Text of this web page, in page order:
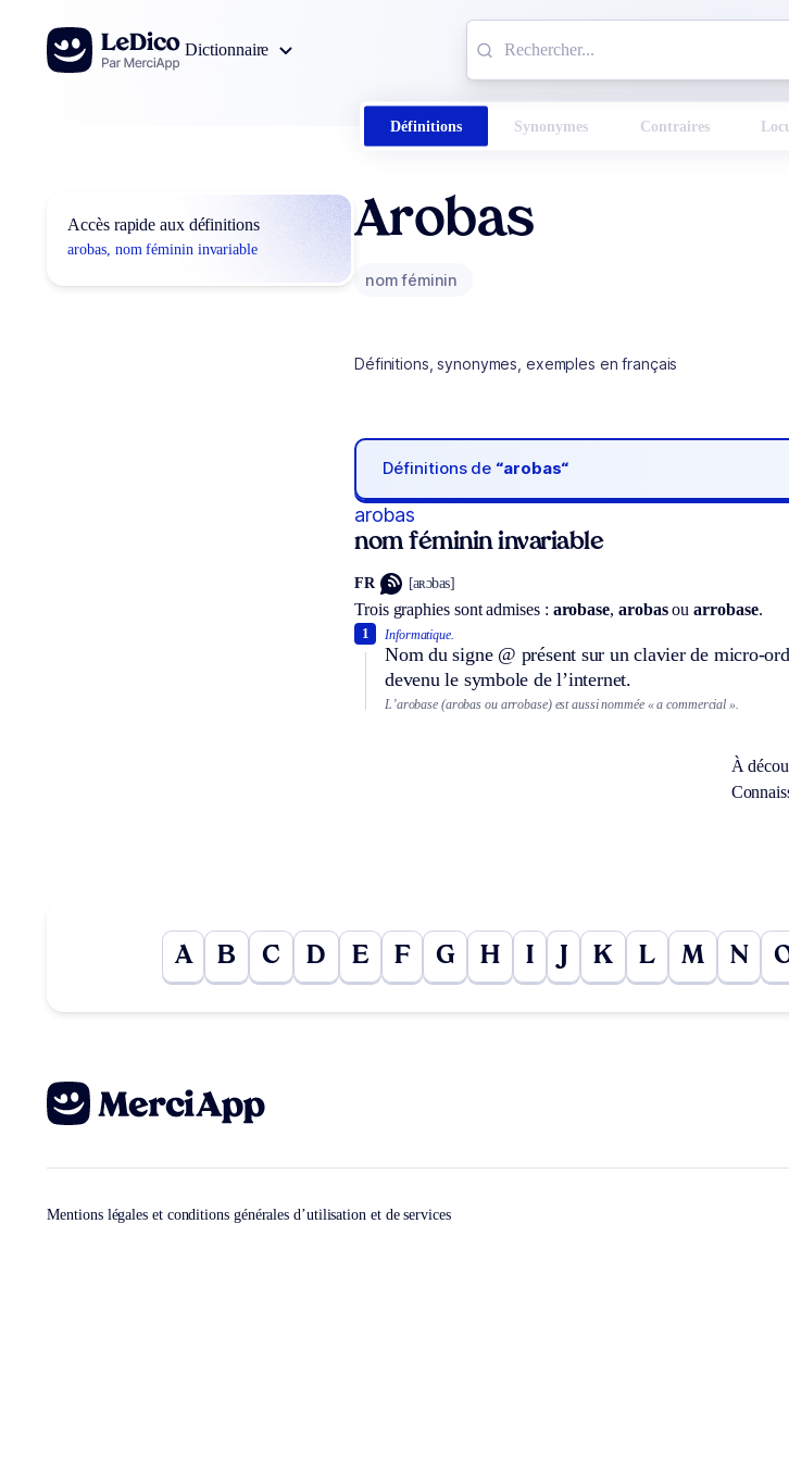
Aller au contenu
Dictionnaire
Définitions Synonymes Contraires
Accès rapide aux définitions
arobas, nom féminin invariable
Arobas
nom féminin
Définitions, synonymes, exemples en français
Définitions de “arobas“
arobas
nom féminin invariable
FR [aʀɔbas]
Trois graphies sont admises : arobase, arobasouarrobase.
Informatique.
Nom du signe @ présent sur un clavier de micro-
devenu le symbole de l’internet.
1
L’arobase (arobas ou arrobase) est aussi nommée « a commercial ».
À
A B C D E F G H I J K L M N
Mentions légales et conditions générales d’utilisation et de services